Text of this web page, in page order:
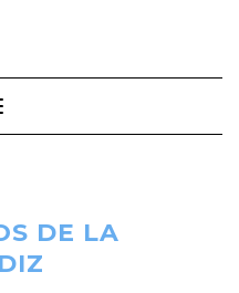
modo de navegación
DE LA